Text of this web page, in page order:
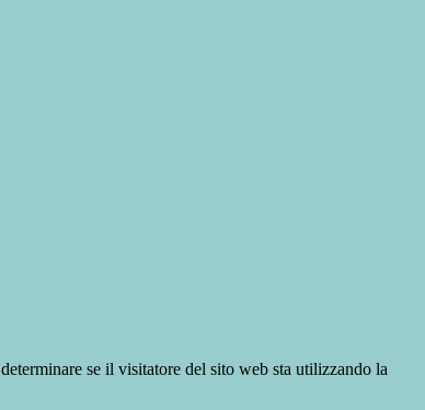
se il visitatore del sito web sta utilizzando la